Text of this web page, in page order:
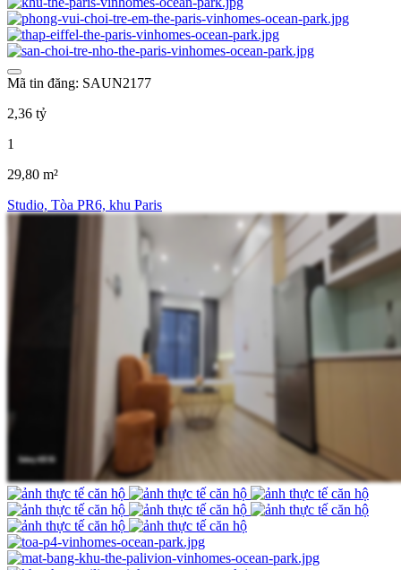
Mã tin đăng: SAUN2177
2,36 tỷ
1
29,80 m²
Studio, Tòa PR6, khu Paris